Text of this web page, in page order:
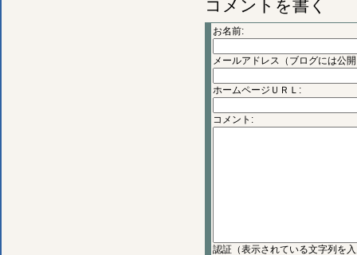
コメントを書く
お名前:
メールアドレス（ブログには公
ホームページＵＲＬ:
コメント:
認証（表示されている文字列を